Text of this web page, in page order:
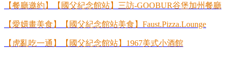
【餐廳邀約】【國父紀念館站】三訪-GOOBUR谷堡加州餐廳
【愛嬛畫美食】【國父紀念館站美食】 Faust.Pizza.Lounge
【虎亂吃一通】【國父紀念館站】 1967美式小酒館